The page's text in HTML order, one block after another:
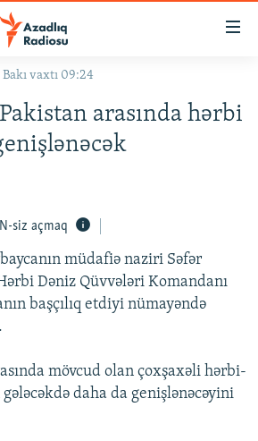
KITABXANASI
vaxtı 09:24
arasında hərbi
siz açmaq
müdafiə naziri Səfər
Dəniz Qüvvələri Komandanı
başçılıq etdiyi nümayəndə
mövcud olan çoxşaxəli hərbi-
gələcəkdə daha da genişlənəcəyini